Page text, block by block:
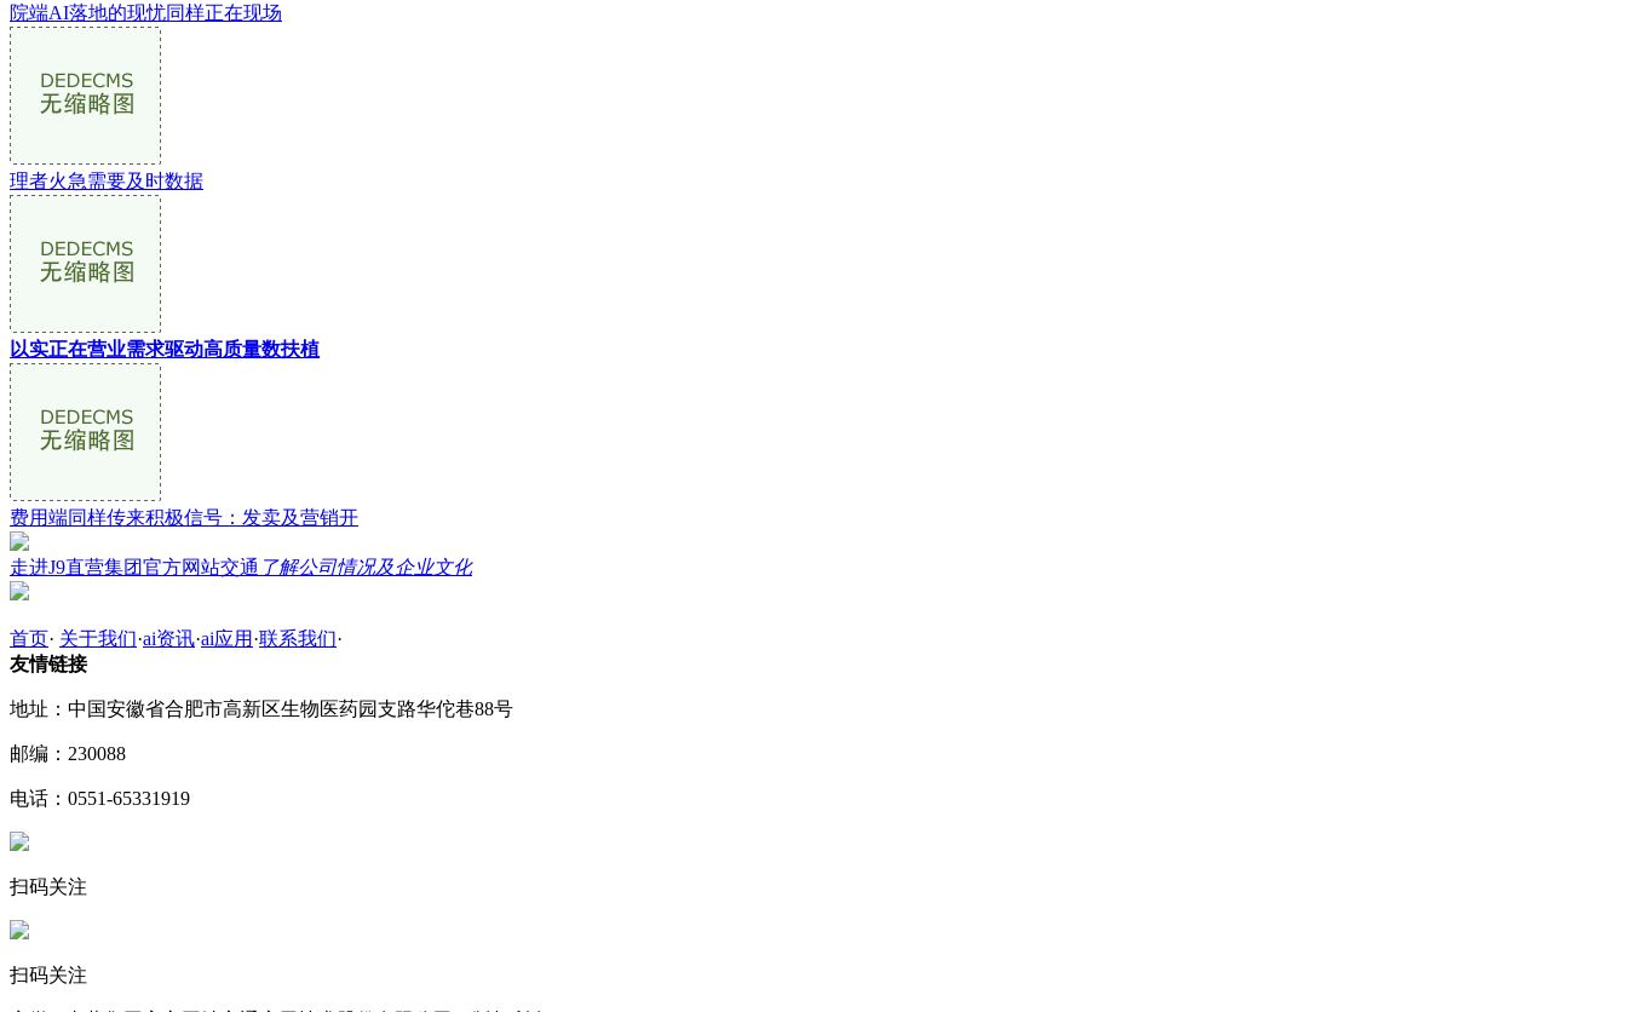
院端AI落地的现忧同样正在现场
理者火急需要及时数据
以实正在营业需求驱动高质量数扶植
费用端同样传来积极信号：发卖及营销开
走进J9直营集团官方网站交通 了解公司情况及企业文化
首页· 关于我们·ai资讯·ai应用 ·联系我们·
友情链接
地址：中国安徽省合肥市高新区生物医药园支路华佗巷88号
邮编：230088
电话：0551-65331919
扫码关注
扫码关注